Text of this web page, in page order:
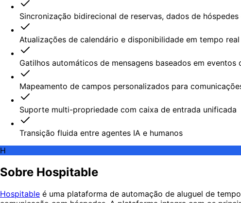
Sincronização bidirecional de reservas, dados de
Atualizações de calendário e disponibilidade em tempo real
Gatilhos automáticos de mensagens baseados em eventos
Mapeamento de campos personalizados para
Suporte multi-propriedade com caixa de entrada unificada
Transição fluida entre agentes IA e humanos
H
Sobre Hospitable
Hospitable é uma plataforma de automação de aluguel de